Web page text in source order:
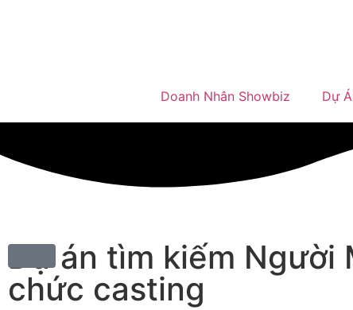
Doanh Nhân Showbiz Dự
Dự án tìm kiếm Người
chức casting